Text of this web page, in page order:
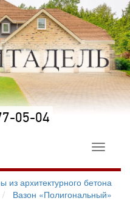
05-04
Toggle
из архитектурного бетона
Вазон «Полигональный»